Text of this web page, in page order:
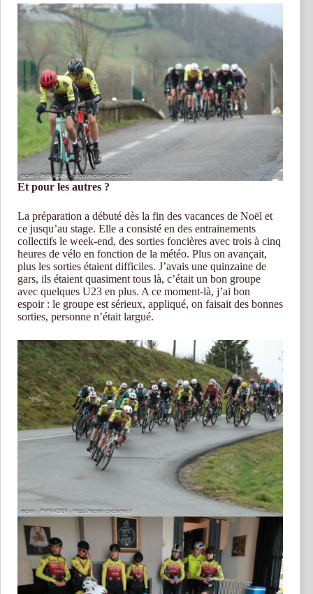
Et pour les autres ?
La préparation a débuté dès la fin des vacances de Noël et
ce jusqu’au stage. Elle a consisté en des entrainements
collectifs le week-end, des sorties foncières avec trois à cinq
heures de vélo en fonction de la météo. Plus on avançait,
plus les sorties étaient difficiles. J’avais une quinzaine de
gars, ils étaient quasiment tous là, c’était un bon groupe
avec quelques U23 en plus. A ce moment-là, j’ai bon
espoir : le groupe est sérieux, appliqué, on faisait des bonnes
sorties, personne n’était largué.